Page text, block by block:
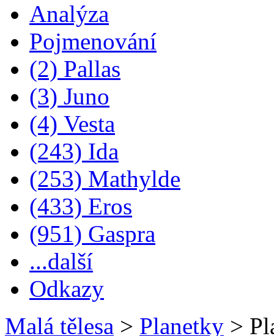
Analýza
Pojmenování
(2) Pallas
(3) Juno
(4) Vesta
(243) Ida
(253) Mathylde
(433) Eros
(951) Gaspra
...další
Odkazy
Malá tělesa > Planetky >